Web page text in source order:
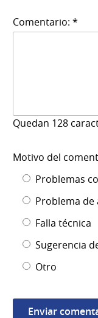
Comentario: *
Quedan 128
Motivo del
Problemas
Problema de
Falla técnica
Sugerencia
Otro